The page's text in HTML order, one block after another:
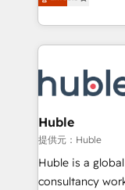
Accreditation,
new HubSpot
CRM Migrations
System™ (the
Answer), we’re
entirely around
skills,
attract the right
without outside
Set up, audit,
Get your sales
pipeline and
Huble
提供元：Huble
Huble is a
consultancy